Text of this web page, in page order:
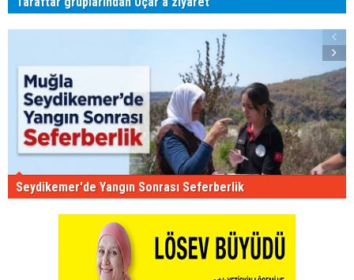
Seydikemer'de Yangın Sonrası Seferberlik